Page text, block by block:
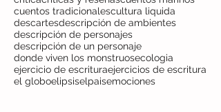
cuentos tradicionalescultura liquida
descartesdescripción de ambientes
descripción de personajes
descripción de un personaje
donde viven los monstruosecologia
ejercicio de escrituraejercicios de escritura
el globoelipsiselpaisemociones